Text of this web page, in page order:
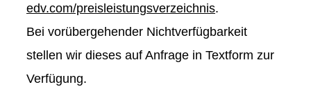
edv.com/preisleistungsverzeichnis.
Bei vorübergehender Nichtverfügbarkeit
stellen wir dieses auf Anfrage in Textform zur
Verfügung.